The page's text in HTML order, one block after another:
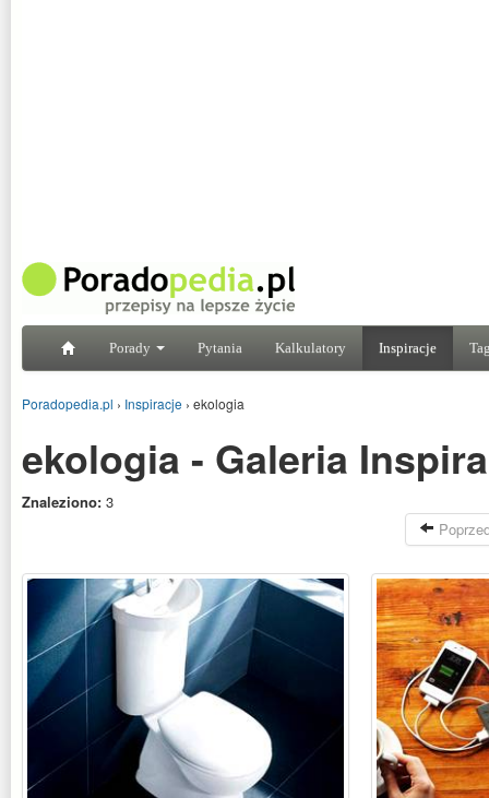
Porady Pytania Kalkulatory Inspiracje
Poradopedia.pl › Inspiracje › ekologia
ekologia - Galeria
Znaleziono: 3